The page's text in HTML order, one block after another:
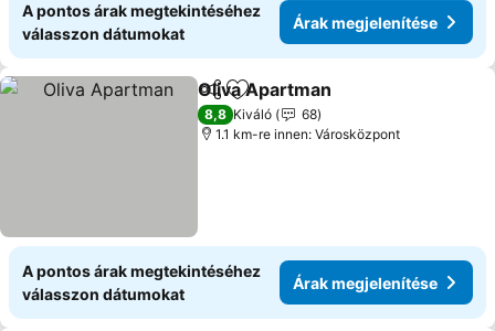
A pontos árak megtekintéséhez
válasszon dátumokat
Árak megjelenítése
Megosztás
Hozzáadás a kedvencekhez
Oliva Apartman
8,8 Kiváló
68
1.1 km-re innen: Városközpont
A pontos árak megtekintéséhez
válasszon dátumokat
Árak megjelenítése